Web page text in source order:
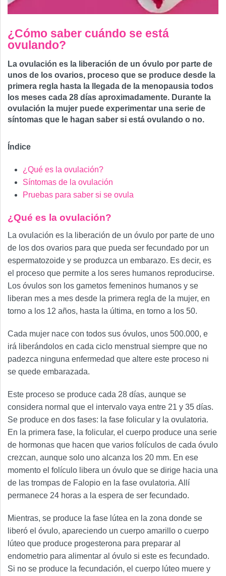
¿Cómo saber cuándo se está
ovulando?
La ovulación es la liberación de un óvulo por parte de
unos de los ovarios, proceso que se produce desde la
primera regla hasta la llegada de la menopausia todos
los meses cada 28 días aproximadamente. Durante la
ovulación la mujer puede experimentar una serie de
síntomas que le hagan saber si está ovulando o no.
Índice
¿Qué es la ovulación?
Síntomas de la ovulación
Pruebas para saber si se ovula
¿Qué es la ovulación?
La ovulación es la liberación de un óvulo por parte de uno
de los dos ovarios para que pueda ser fecundado por un
espermatozoide y se produzca un embarazo. Es decir, es
el proceso que permite a los seres humanos reproducirse.
Los óvulos son los gametos femeninos humanos y se
liberan mes a mes desde la primera regla de la mujer, en
torno a los 12 años, hasta la última, en torno a los 50.
Cada mujer nace con todos sus óvulos, unos 500.000, e
irá liberándolos en cada ciclo menstrual siempre que no
padezca ninguna enfermedad que altere este proceso ni
se quede embarazada.
Este proceso se produce cada 28 días, aunque se
considera normal que el intervalo vaya entre 21 y 35 días.
Se produce en dos fases: la fase folicular y la ovulatoria.
En la primera fase, la folicular, el cuerpo produce una serie
de hormonas que hacen que varios folículos de cada óvulo
crezcan, aunque solo uno alcanza los 20 mm. En ese
momento el folículo libera un óvulo que se dirige hacia una
de las trompas de Falopio en la fase ovulatoria. Allí
permanece 24 horas a la espera de ser fecundado.
Mientras, se produce la fase lútea en la zona donde se
liberó el óvulo, apareciendo un cuerpo amarillo o cuerpo
lúteo que produce progesterona para preparar al
endometrio para alimentar al óvulo si este es fecundado.
Si no se produce la fecundación, el cuerpo lúteo muere y